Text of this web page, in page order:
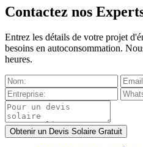
Contactez nos
Entrez les détails de votre projet
besoins en autoconsommation.
heures.